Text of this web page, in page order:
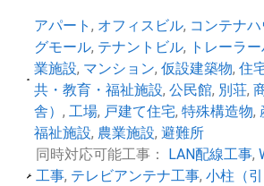
アパート , オフィスビル, コンテナハ
グモール, テナントビル, トレーラ
業施設, マンション, 仮設建築物, 住
共・教育・福祉施設, 公民館, 別荘,
舎） , 工場, 戸建て住宅, 特殊構造物,
福祉施設, 農業施設, 避難所
同時対応可能工事：
LAN配線工事,
工事, テレビアンテナ工事,小柱（